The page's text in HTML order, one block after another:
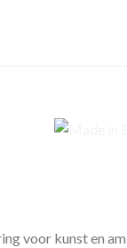
voor kunst en